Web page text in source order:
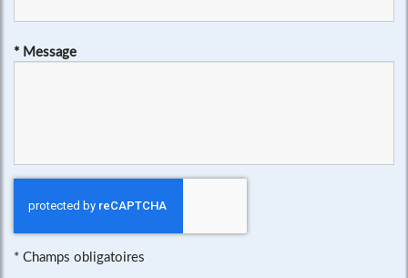
* Message
* Champs obligatoires